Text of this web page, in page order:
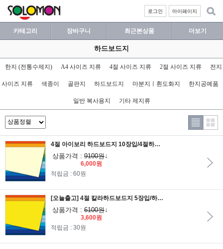
마이페이지
로그인
카테고리 장바구니 최근본상품 더보기
하드보드지
한지 (전통수제지) A4 사이즈 지류 4절 사이즈 지류 2절 사이즈 지류 전지
사이즈 지류 색종이 골판지 하드보드지 마분지ㅣ흰도화지 한지공예품
일반 복사용지 기타 제지류
4절 아이보리 하드보드지 10장입/4절하드보드지/아이보리하드보드지/마분지/종이판지
상품가격 : 9100원↓
6,000원
적립금 : 60원
[오늘출고] 4절 칼라하드보드지 5장입/하드보드지/종이판지/두꺼운보드지/칼라보드지
상품가격 : 6100원↓
3,600원
적립금 : 30원